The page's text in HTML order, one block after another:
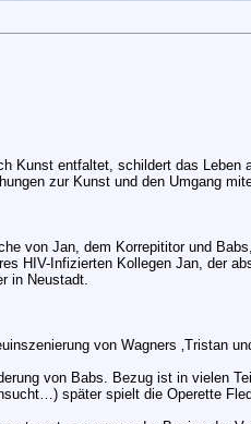
Kunst entfaltet, schildert das
zur Kunst und den Umgang
von Jan, dem Korrepititor und
HIV-Infizierten Kollegen Jan, der
in Neustadt.
von Wagners ‚Tristan
von Babs. Bezug ist in vielen
später spielt die Operette